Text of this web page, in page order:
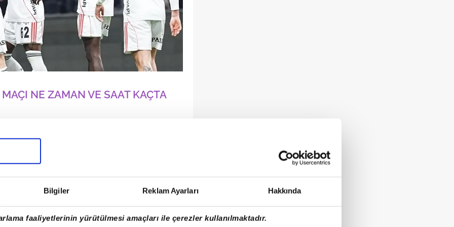
Bilgiler Reklam Ayarları Hakkında
faaliyetlerinin yürütülmesi amaçları ile çerezler kullanılmaktadır.
NE ZAMAN VE SAAT KAÇTA
ilk karşılaşması olan Beşiktaş
2026 Salı günü oynanacak.
ev sahipliği yapacağı dev maçın
belirlendi.